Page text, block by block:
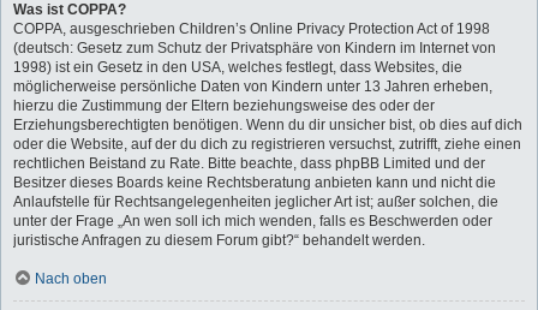
Was ist COPPA?
COPPA, ausgeschrieben Children’s Online Privacy Protection Act of 1998
(deutsch: Gesetz zum Schutz der Privatsphäre von Kindern im Internet von
1998) ist ein Gesetz in den USA, welches festlegt, dass Websites, die
möglicherweise persönliche Daten von Kindern unter 13 Jahren erheben,
hierzu die Zustimmung der Eltern beziehungsweise des oder der
Erziehungsberechtigten benötigen. Wenn du dir unsicher bist, ob dies auf dich
oder die Website, auf der du dich zu registrieren versuchst, zutrifft, ziehe einen
rechtlichen Beistand zu Rate. Bitte beachte, dass phpBB Limited und der
Besitzer dieses Boards keine Rechtsberatung anbieten kann und nicht die
Anlaufstelle für Rechtsangelegenheiten jeglicher Art ist; außer solchen, die
unter der Frage „An wen soll ich mich wenden, falls es Beschwerden oder
juristische Anfragen zu diesem Forum gibt?“ behandelt werden.
Nach oben